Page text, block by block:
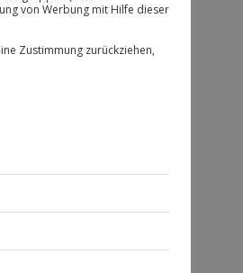
Maximale Sicherheit